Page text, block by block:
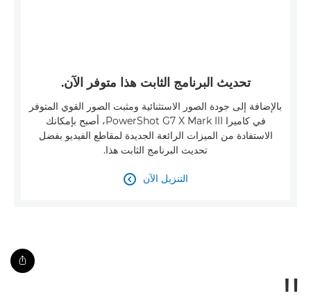
تحديث البرنامج الثابت هذا متوفر الآن.
بالإضافة إلى جودة الصور الاستثنائية ومثبت الصور القوي المتوفر
في كاميرا PowerShot G7 X Mark III، أصبح بإمكانك
الاستفادة من الميزات الرائعة الجديدة لمقاطع الفيديو بفضل
تحديث البرنامج الثابت هذا.
التنزيل الآن 